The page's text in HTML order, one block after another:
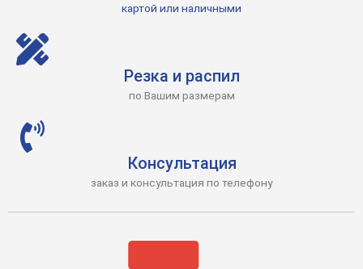
картой или наличными
Резка и распил
по Вашим размерам
Консультация
заказ и консультация по телефону